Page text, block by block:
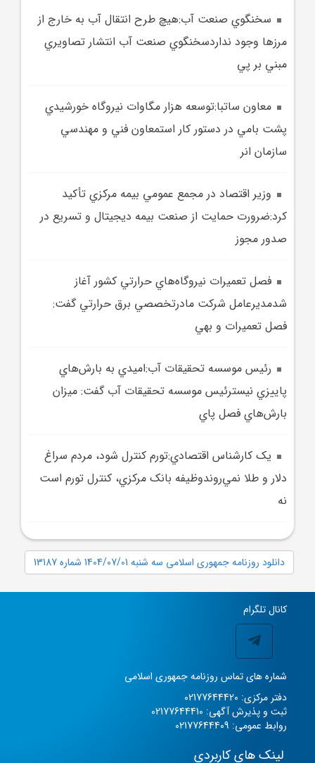
سخنگوي صنعت آب:هيچ طرح انتقال آب به خارج از
مرزها وجود نداردسخنگوي صنعت آب انتشار تصاويري
مبني بر پي
معاون ساتبا:توسعه هزار مگاوات نيروگاه خورشيدي
پشت بامي در دستور کار استمعاون فني و مهندسي
سازمان انر
وزير اقتصاد در مجمع عمومي بيمه مرکزي تأکيد
کرد:ضرورت حمايت از صنعت بيمه ديجيتال و تسريع در
صدور مجوز
فصل تعميرات نيروگاه‌هاي حرارتي کشور آغاز
شدمديرعامل شرکت مادرتخصصي برق حرارتي گفت:
فصل تعميرات و بهي
رئيس موسسه تحقيقات آب:اميدي به بارش‌هاي
پاييزي نيسترئيس موسسه تحقيقات آب گفت: ميزان
بارش‌هاي فصل پاي
يک کارشناس اقتصادي:تورم کنترل شود، مردم سراغ
دلار و طلا نمي‌روندوظيفه بانک مرکزي، کنترل تورم است
نه
دانلود روزنامه جمهوری اسلامی سه شنبه 1404/07/01 شماره 13187
کانال تلگرام
شماره های تماس روزنامه جمهوری اسلامی
دفتر مرکزی: 02177644420
ثبت و پذیرش آگهی: 02177644410
روابط عمومی: 02177644409
لینک های کاربردی